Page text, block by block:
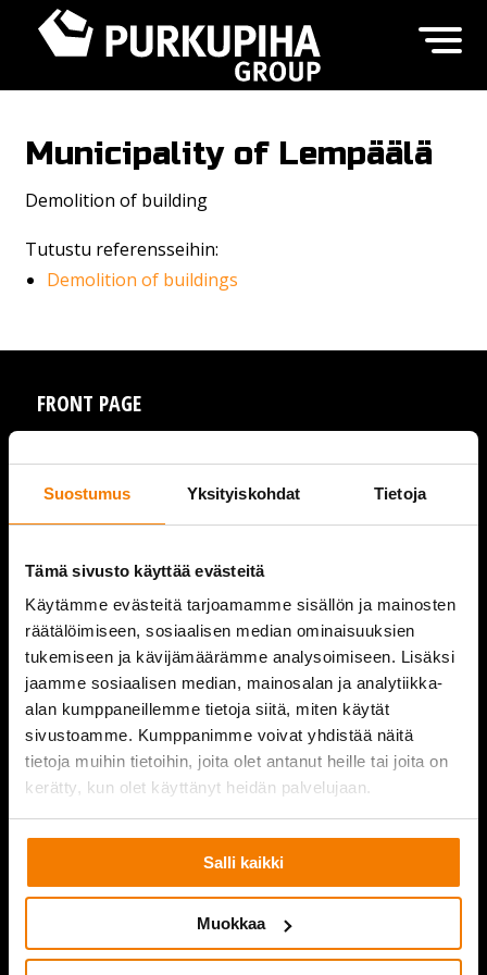
Suostumus Yksityiskohdat Tietoja
Tämä sivusto käyttää evästeitä
Käytämme evästeitä tarjoamamme sisällön ja mainosten
räätälöimiseen, sosiaalisen median ominaisuuksien
tukemiseen ja kävijämäärämme analysoimiseen. Lisäksi
jaamme sosiaalisen median, mainosalan ja analytiikka-
alan kumppaneillemme tietoja siitä, miten käytät
sivustoamme. Kumppanimme voivat yhdistää näitä
tietoja muihin tietoihin, joita olet antanut heille tai joita on
kerätty, kun olet käyttänyt heidän palvelujaan.
Salli kaikki
Muokkaa
Municipality of Lempäälä
Demolition of building
Tutustu referensseihin:
Demolition of buildings
FRONT PAGE
SERVICES
REFERENCES
COMPANY
CONTACT INFORMATION
PURKUPIHA